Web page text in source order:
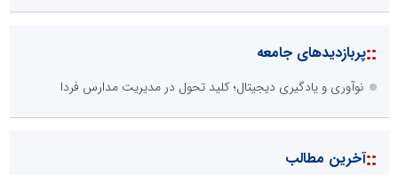
::پربازدیدهای جامعه
نوآوری و یادگیری دیجیتال؛ کلید تحول در مدیریت مدارس فردا
::آخرین مطالب